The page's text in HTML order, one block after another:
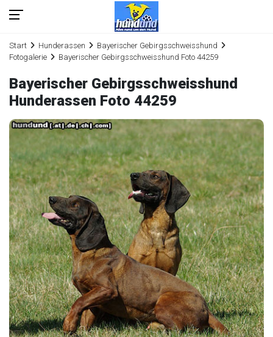
Start Hunderassen
Bayerischer Gebirgsschweisshund
Fotogalerie
Bayerischer Gebirgsschweisshund Foto 44259
Bayerischer Gebirgsschweisshund
Hunderassen Foto 44259